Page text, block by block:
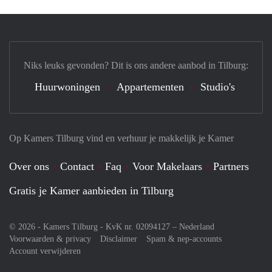
Op Kamers Tilburg vind en verhuur je makkelijk je Kamer
Over ons Contact Faq Voor Makelaars
Partners
Gratis je Kamer aanbieden in Tilburg
© 2026 - Kamers Tilburg - KvK nr. 02094127 – Nederland
Voorwaarden & privacy
Disclaimer
Spam & nep-accounts
Account verwijderen
Niks leuks gevonden? Dit is ons andere aanbod in Tilburg:
Huurwoningen Appartementen Studio's